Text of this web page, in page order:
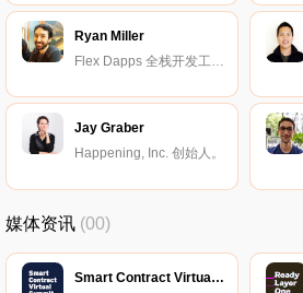
Ryan Miller
Jay Graber
Happening, Inc. 创始人。
媒体资讯 (00)
Smart Contract Virtual Summit